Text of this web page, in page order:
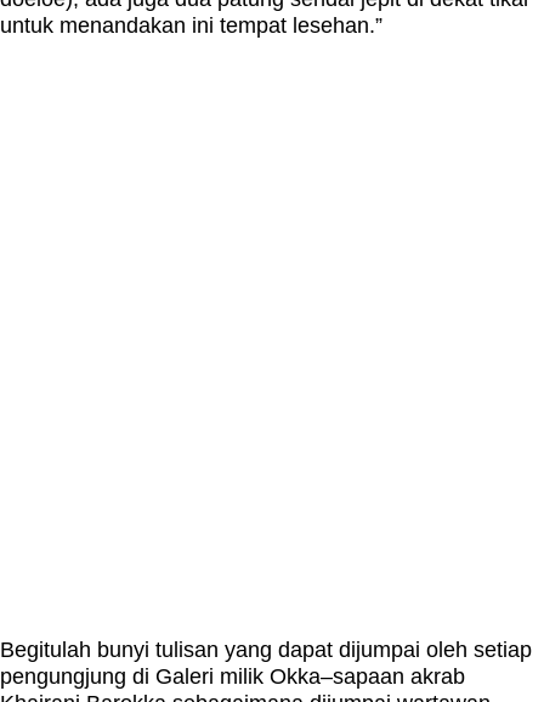
untuk menandakan ini tempat lesehan.”
Begitulah bunyi tulisan yang dapat dijumpai oleh setiap
pengungjung di Galeri milik Okka–sapaan akrab